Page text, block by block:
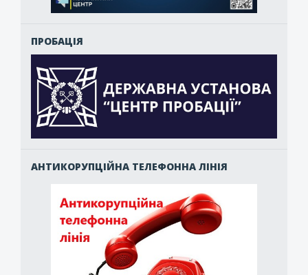
ПРОБАЦІЯ
АНТИКОРУПЦІЙНА ТЕЛЕФОННА ЛІНІЯ